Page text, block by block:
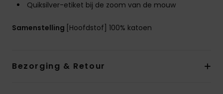
Quiksilver-etiket bij de zoom van de mouw
Samenstelling [Hoofdstof] 100% katoen
Bezorging & Retour